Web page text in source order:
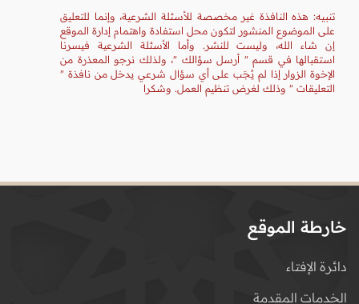
تنبيه: هذه النافذة غير مخصصة للأسئلة الشرعية، وإنما للتعليق
على الموضوع المنشور لتكون محل استفادة واهتمام إدارة الموقع
إن شاء الله، وليست للنشر. وأما الأسئلة الشرعية فيسرنا
استقبالها في قسم " أرسل سؤالك "، ولذلك نرجو المعذرة من
الإخوة الزوار إذا لم يُجَب على أي سؤال شرعي يدخل من نافذة "
التعليقات " وذلك لغرض تنظيم العمل. وشكرا
خارطة الموقع
دائرة الإفتاء
الخدمات المقدمة